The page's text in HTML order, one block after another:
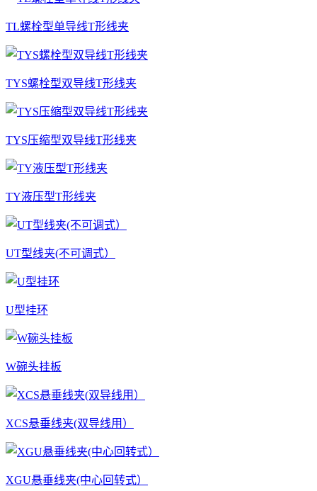
TL螺栓型单导线T形线夹
TYS螺栓型双导线T形线夹
TYS压缩型双导线T形线夹
TY液压型T形线夹
UT型线夹(不可调式）
U型挂环
W碗头挂板
XCS悬垂线夹(双导线用）
XGU悬垂线夹(中心回转式）